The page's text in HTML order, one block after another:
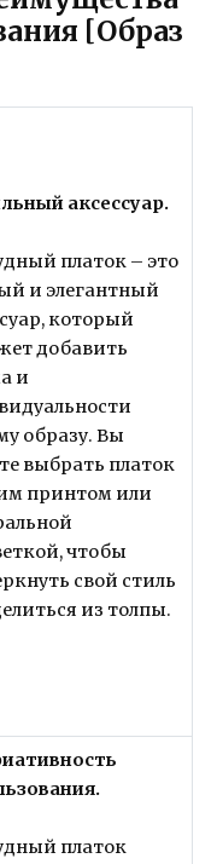
[Образ
аксессуар.
платок – это
и элегантный
который
добавить
и
образу. Вы
выбрать платок
принтом или
чтобы
свой стиль
из толпы.
платок